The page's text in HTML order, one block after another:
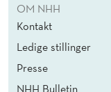
OM NHH
Kontakt
Ledige stillinger
Presse
NHH Bulletin